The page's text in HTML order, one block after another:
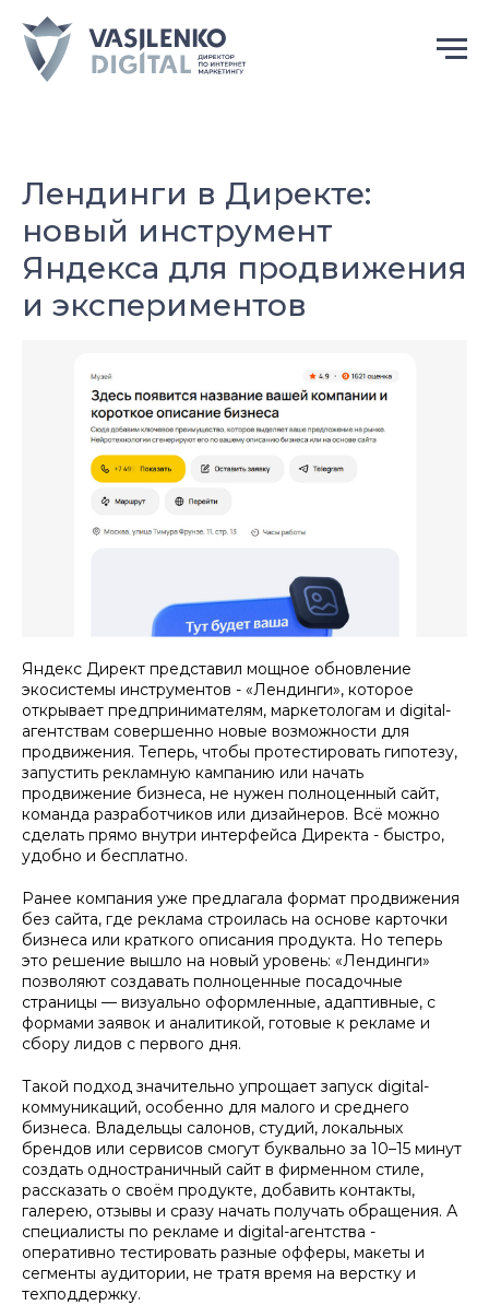
Лендинги в Директе:
новый инструмент
Яндекса для продвижения
и экспериментов
Яндекс Директ представил мощное обновление
экосистемы инструментов - «Лендинги», которое
открывает предпринимателям, маркетологам и digital-
агентствам совершенно новые возможности для
продвижения. Теперь, чтобы протестировать гипотезу,
запустить рекламную кампанию или начать
продвижение бизнеса, не нужен полноценный сайт,
команда разработчиков или дизайнеров. Всё можно
сделать прямо внутри интерфейса Директа - быстро,
удобно и бесплатно.
Ранее компания уже предлагала формат продвижения
без сайта, где реклама строилась на основе карточки
бизнеса или краткого описания продукта. Но теперь
это решение вышло на новый уровень: «Лендинги»
позволяют создавать полноценные посадочные
страницы — визуально оформленные, адаптивные, с
формами заявок и аналитикой, готовые к рекламе и
сбору лидов с первого дня.
Такой подход значительно упрощает запуск digital-
коммуникаций, особенно для малого и среднего
бизнеса. Владельцы салонов, студий, локальных
брендов или сервисов смогут буквально за 10–15 минут
создать одностраничный сайт в фирменном стиле,
рассказать о своём продукте, добавить контакты,
галерею, отзывы и сразу начать получать обращения. А
специалисты по рекламе и digital-агентства -
оперативно тестировать разные офферы, макеты и
сегменты аудитории, не тратя время на верстку и
техподдержку.